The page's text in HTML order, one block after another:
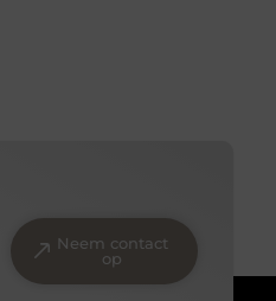
Neem contact
op